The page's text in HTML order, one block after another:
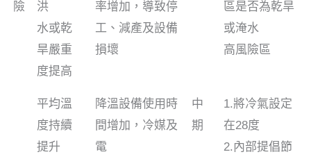
險
洪
水或乾
旱嚴重
度提高
率增加，導致停
工、減產及設備
損壞
區是否為乾旱
或淹水
高風險區
平均溫
度持續
提升
降溫設備使用時
間增加，冷媒及
電
中
期
1.將冷氣設定
在28度
2.內部提倡節